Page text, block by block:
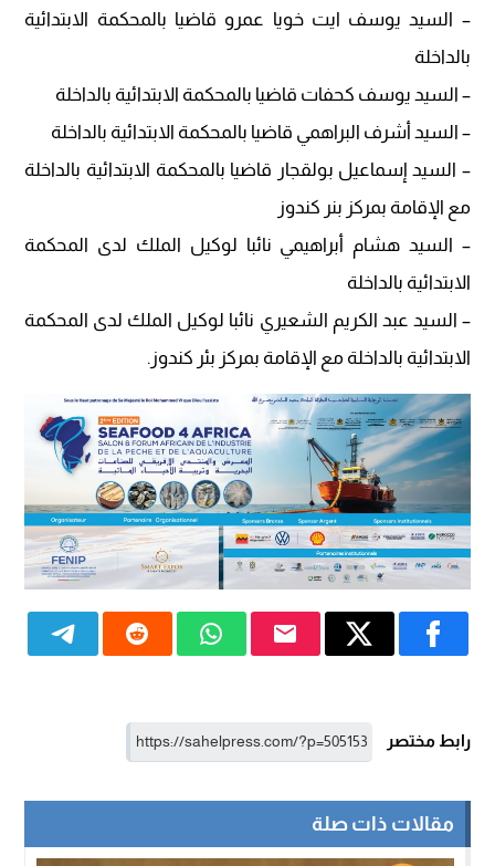
– السيد يوسف ايت خويا عمرو قاضيا بالمحكمة الابتدائية
بالداخلة
– السيد يوسف كحفات قاضيا بالمحكمة الابتدائية بالداخلة
– السيد أشرف البراهمي قاضيا بالمحكمة الابتدائية بالداخلة
– السيد إسماعيل بولقجار قاضيا بالمحكمة الابتدائية بالداخلة
مع الإقامة بمركز بنر كندوز
– السيد هشام أبراهيمي نائبا لوكيل الملك لدى المحكمة
الابتدائية بالداخلة
– السيد عبد الكريم الشعيري نائبا لوكيل الملك لدى المحكمة
الابتدائية بالداخلة مع الإقامة بمركز بئر كندوز.
رابط مختصر
مقالات ذات صلة